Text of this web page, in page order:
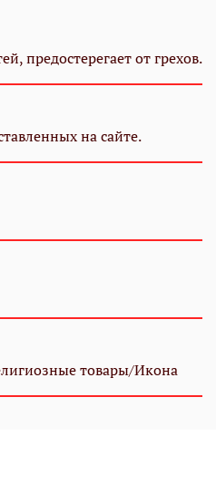
предостерегает от грехов.
на сайте.
товары/Икона